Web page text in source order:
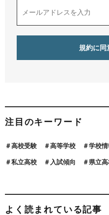
注目のキーワード
高校受験 高等学校 学校情
私立高校 入試傾向 県立
よく読まれている記事